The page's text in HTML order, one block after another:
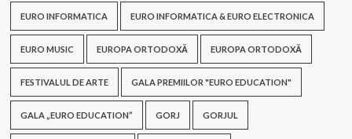
EURO INFORMATICA EURO INFORMATICA & EURO ELECTRONICA
EURO MUSIC EUROPA ORTODOXĂ EUROPA ORTODOXĂ
FESTIVALUL DE ARTE GALA PREMIILOR "EURO EDUCATION"
GALA „EURO EDUCATION” GORJ GORJUL